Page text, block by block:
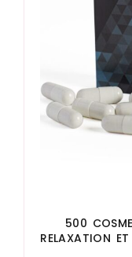
500
RELAXATION